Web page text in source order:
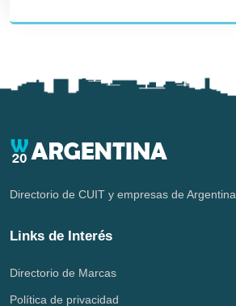
Directorio de CUIT y empresas de Argentina.
Links de Interés
Directorio de Marcas
Política de privacidad